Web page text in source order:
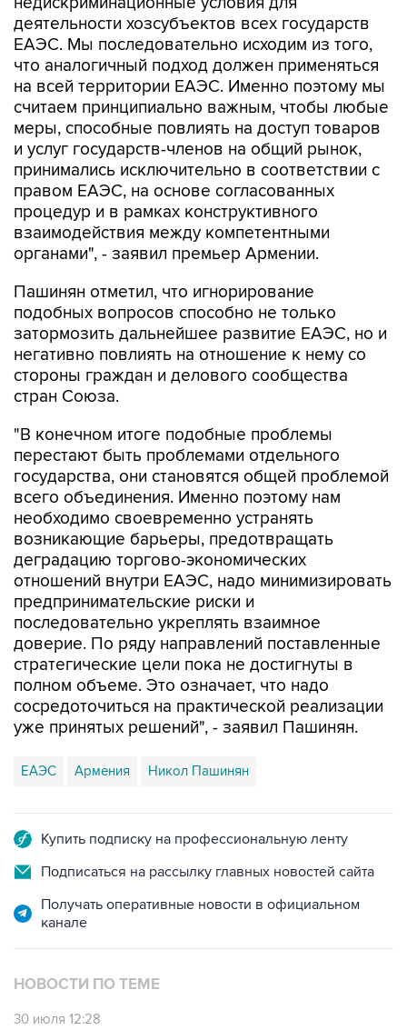
деятельности хозсубъектов всех государств
ЕАЭС. Мы последовательно исходим из того,
что аналогичный подход должен применяться
на всей территории ЕАЭС. Именно поэтому мы
считаем принципиально важным, чтобы любые
меры, способные повлиять на доступ товаров
и услуг государств-членов на общий рынок,
принимались исключительно в соответствии с
правом ЕАЭС, на основе согласованных
процедур и в рамках конструктивного
взаимодействия между компетентными
органами", - заявил премьер Армении.
Пашинян отметил, что игнорирование
подобных вопросов способно не только
затормозить дальнейшее развитие ЕАЭС, но и
негативно повлиять на отношение к нему со
стороны граждан и делового сообщества
стран Союза.
"В конечном итоге подобные проблемы
перестают быть проблемами отдельного
государства, они становятся общей проблемой
всего объединения. Именно поэтому нам
необходимо своевременно устранять
возникающие барьеры, предотвращать
деградацию торгово-экономических
отношений внутри ЕАЭС, надо минимизировать
предпринимательские риски и
последовательно укреплять взаимное
доверие. По ряду направлений поставленные
стратегические цели пока не достигнуты в
полном объеме. Это означает, что надо
сосредоточиться на практической реализации
уже принятых решений", - заявил Пашинян.
ЕАЭС Армения Никол Пашинян
Купить подписку на профессиональную ленту
Подписаться на рассылку главных новостей сайта
Получать оперативные новости в официальном
канале
НОВОСТИ ПО ТЕМЕ
30 июля 12:28